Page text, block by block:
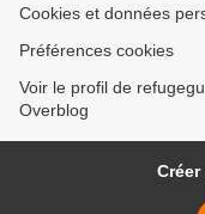
Cookies et données
Préférences cookies
Voir le profil de
Overblog